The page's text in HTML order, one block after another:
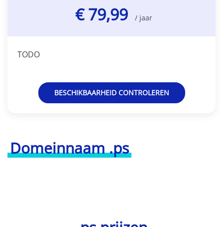
Domeinnaam .ps
€ 79,99 / jaar
TODO
BESCHIKBAARHEID CONTROLEREN